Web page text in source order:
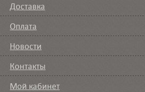
Доставка
Оплата
Новости
Контакты
Мой кабинет